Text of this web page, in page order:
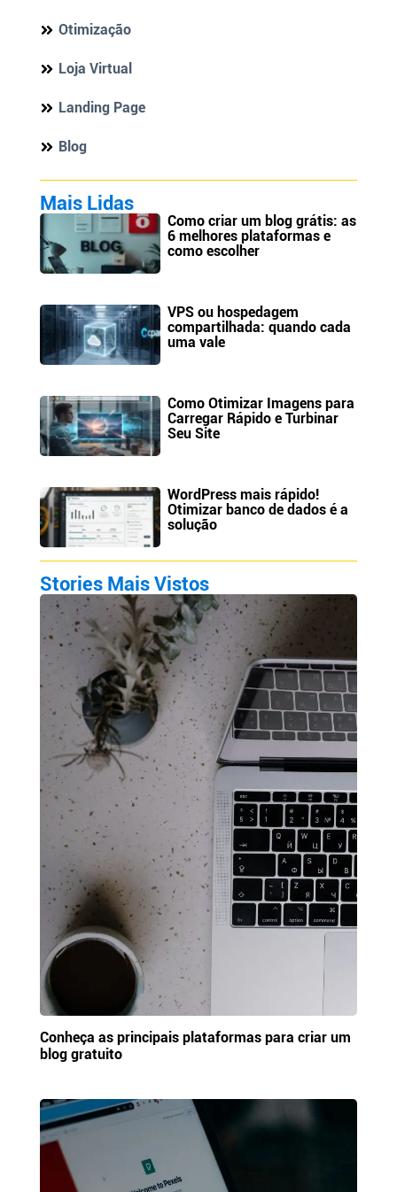
Otimização
Loja Virtual
Landing Page
Blog
Mais Lidas
Como criar um blog grátis: as
6 melhores plataformas e
como escolher
VPS ou hospedagem
compartilhada: quando cada
uma vale
Como Otimizar Imagens para
Carregar Rápido e Turbinar
Seu Site
WordPress mais rápido!
Otimizar banco de dados é a
solução
Stories Mais Vistos
Conheça as principais plataformas para criar um
blog gratuito